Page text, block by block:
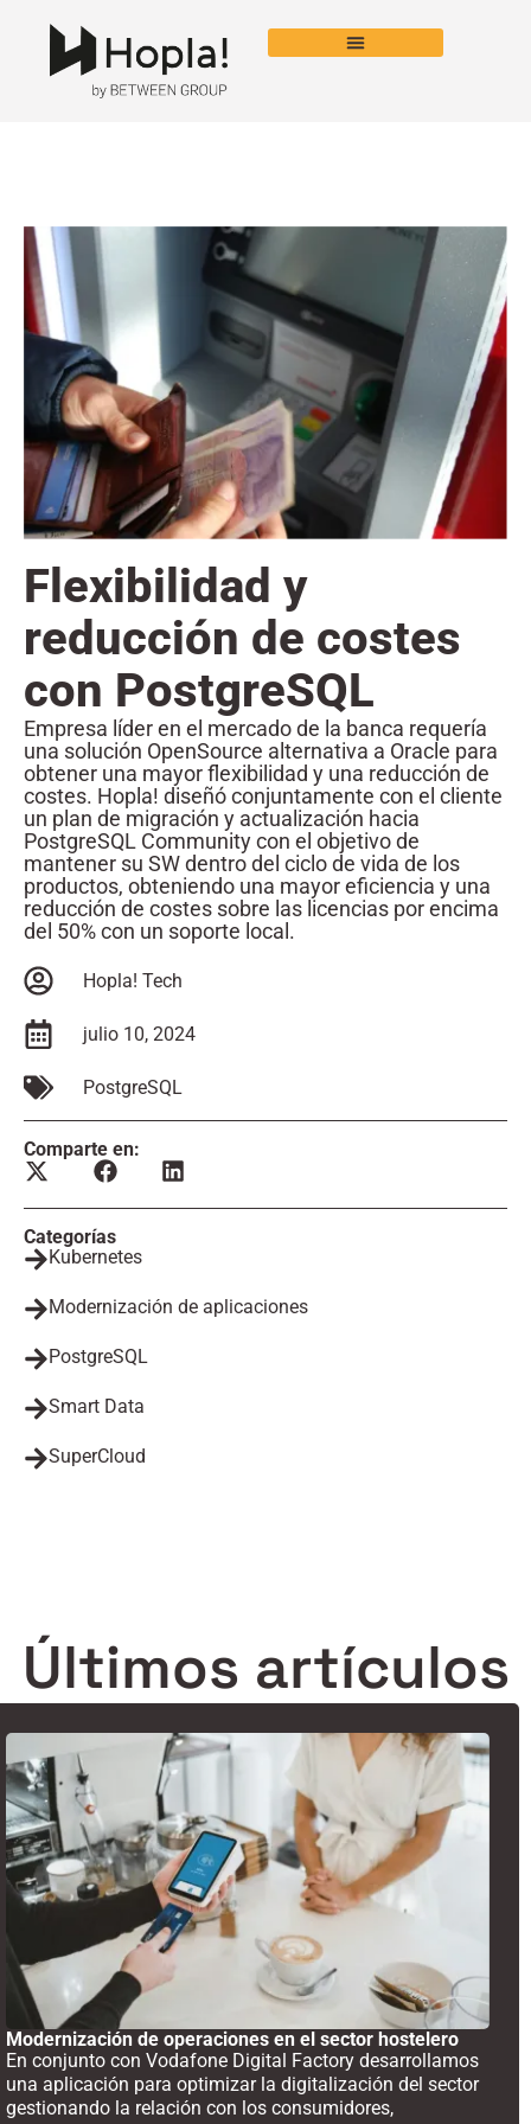
Flexibilidad y
reducción de costes
con PostgreSQL
Empresa líder en el mercado de la banca requería
una solución OpenSource alternativa a Oracle para
obtener una mayor flexibilidad y una reducción de
costes. Hopla! diseñó conjuntamente con el cliente
un plan de migración y actualización hacia
PostgreSQL Community con el objetivo de
mantener su SW dentro del ciclo de vida de los
productos, obteniendo una mayor eficiencia y una
reducción de costes sobre las licencias por encima
del 50% con un soporte local.
Hopla! Tech
julio 10, 2024
PostgreSQL
Comparte en:
Categorías
Kubernetes
Modernización de aplicaciones
PostgreSQL
Smart Data
SuperCloud
Últimos artículos
Modernización de operaciones en el sector hostelero
En conjunto con Vodafone Digital Factory desarrollamos
una aplicación para optimizar la digitalización del sector
gestionando la relación con los consumidores,